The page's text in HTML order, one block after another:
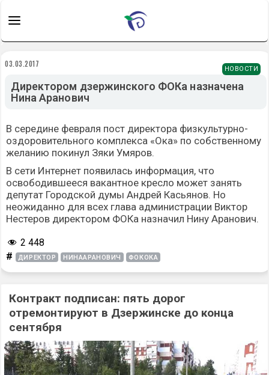
НОВОСТИ
03.03.2017
Директором дзержинского ФОКа назначена
Нина Аранович
В середине февраля пост директора физкультурно-
оздоровительного комплекса «Ока» по собственному
желанию покинул Зяки Умяров.
В сети Интернет появилась информация, что
освободившееся вакантное кресло может занять
депутат Городской думы Андрей Касьянов. Но
неожиданно для всех глава администрации Виктор
Нестеров директором ФОКа назначил Нину Аранович.
2 448
# ДИРЕКТОР НИНААРАНОВИЧ ФОКОКА
Контракт подписан: пять дорог
отремонтируют в Дзержинске до конца
сентября